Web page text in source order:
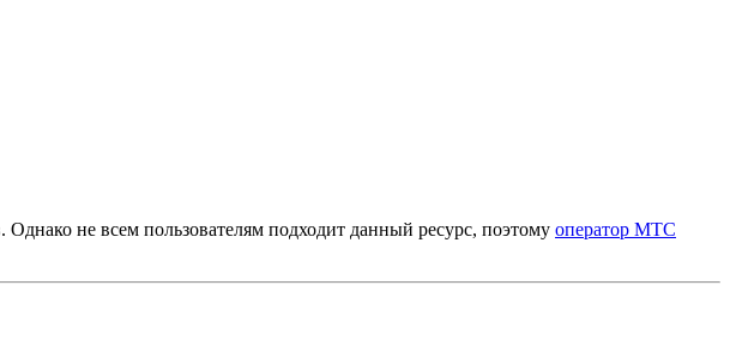
не всем пользователям подходит данный ресурс, поэтому оператор МТС